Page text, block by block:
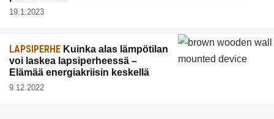
19.1.2023
LAPSIPERHE Kuinka alas lämpötilan
voi laskea lapsiperheessä –
Elämää energiakriisin keskellä
9.12.2022